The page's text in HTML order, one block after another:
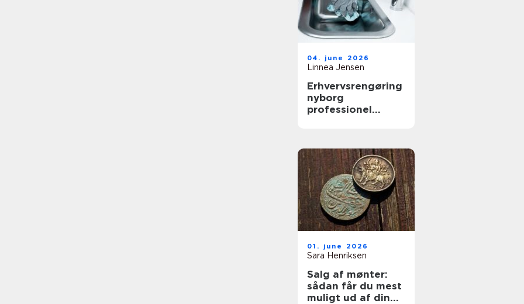
04. june 2026
Linnea Jensen
Erhvervsrengøring
nyborg
professionel
01. june 2026
Sara Henriksen
Salg af mønter:
sådan får du mest
muligt ud af din